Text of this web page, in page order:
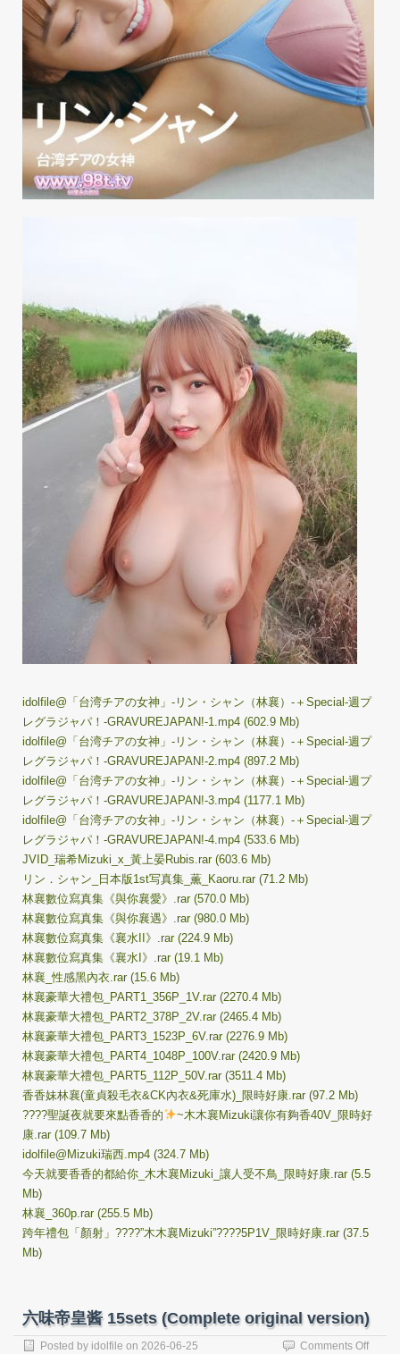
idolfile@「台湾チアの女神」-リン・シャン（林襄）-＋Special-週プ
レグラジャパ！-GRAVUREJAPAN!-1.mp4 (602.9 Mb)
idolfile@「台湾チアの女神」-リン・シャン（林襄）-＋Special-週プ
レグラジャパ！-GRAVUREJAPAN!-2.mp4 (897.2 Mb)
idolfile@「台湾チアの女神」-リン・シャン（林襄）-＋Special-週プ
レグラジャパ！-GRAVUREJAPAN!-3.mp4 (1177.1 Mb)
idolfile@「台湾チアの女神」-リン・シャン（林襄）-＋Special-週プ
レグラジャパ！-GRAVUREJAPAN!-4.mp4 (533.6 Mb)
JVID_瑞希Mizuki_x_黃上晏Rubis.rar (603.6 Mb)
リン．シャン_日本版1st写真集_薫_Kaoru.rar (71.2 Mb)
林襄數位寫真集《與你襄愛》.rar (570.0 Mb)
林襄數位寫真集《與你襄遇》.rar (980.0 Mb)
林襄數位寫真集《襄水II》.rar (224.9 Mb)
林襄數位寫真集《襄水I》.rar (19.1 Mb)
林襄_性感黑內衣.rar (15.6 Mb)
林襄豪華大禮包_PART1_356P_1V.rar (2270.4 Mb)
林襄豪華大禮包_PART2_378P_2V.rar (2465.4 Mb)
林襄豪華大禮包_PART3_1523P_6V.rar (2276.9 Mb)
林襄豪華大禮包_PART4_1048P_100V.rar (2420.9 Mb)
林襄豪華大禮包_PART5_112P_50V.rar (3511.4 Mb)
香香妹林襄(童貞殺毛衣&CK內衣&死庫水)_限時好康.rar (97.2 Mb)
????聖誕夜就要來點香香的
~木木襄Mizuki讓你有夠香40V_限時好
康.rar (109.7 Mb)
idolfile@Mizuki瑞西.mp4 (324.7 Mb)
今天就要香香的都給你_木木襄Mizuki_讓人受不鳥_限時好康.rar (5.5
Mb)
林襄_360p.rar (255.5 Mb)
跨年禮包「顏射」????”木木襄Mizuki”????5P1V_限時好康.rar (37.5
Mb)
六味帝皇酱 15sets (Complete original version)
Posted by idolfile on 2026-06-25 Comments Offon